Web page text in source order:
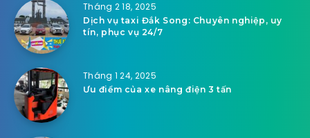
Tháng 2 18, 2025
Dịch vụ taxi Đắk Song: Chuyên nghiệp, uy
tín, phục vụ 24/7
Tháng 1 24, 2025
Ưu điểm của xe nâng điện 3 tấn